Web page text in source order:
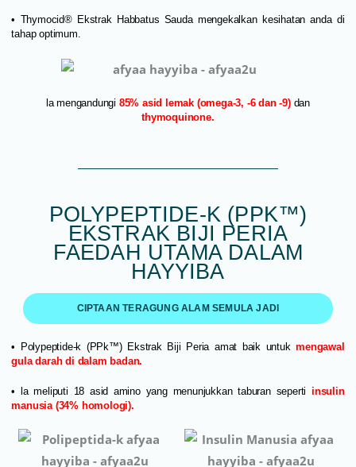
• Thymocid® Ekstrak Habbatus Sauda mengekalkan kesihatan anda di
tahap optimum.
la mengandungi 85% asid lemak (omega-3, -6 dan -9)dan
thymoquinone.
POLYPEPTIDE-K (PPK™)
EKSTRAK BIJI PERIA
FAEDAH UTAMA DALAM
HAYYIBA
CIPTAAN TERAGUNG ALAM SEMULA JADI
• Polypeptide-k (PPk™) Ekstrak Biji Peria amat baik untukmengawal
gula darah di dalam badan.
• la meliputi 18 asid amino yang menunjukkan taburan seperti insulin
manusia (34% homologi).